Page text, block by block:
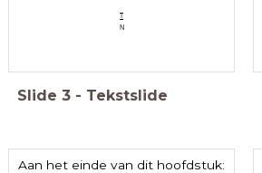
T
N
Slide 3 - Tekstslide
Aan het einde van dit hoofdstuk: